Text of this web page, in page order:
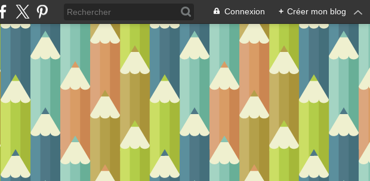
Connexion + Créer mon blog